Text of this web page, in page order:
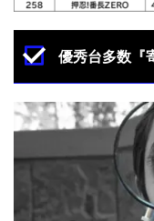
優秀台多数『